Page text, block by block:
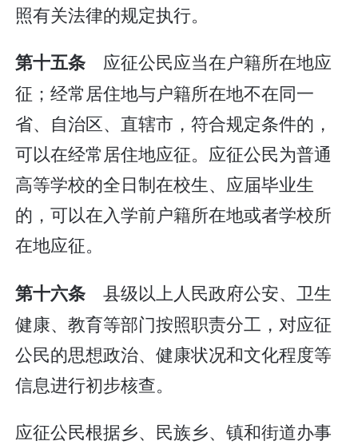
照有关法律的规定执行。
第十五条 应征公民应当在户籍所在地应
征；经常居住地与户籍所在地不在同一
省、自治区、直辖市，符合规定条件的，
可以在经常居住地应征。应征公民为普通
高等学校的全日制在校生、应届毕业生
的，可以在入学前户籍所在地或者学校所
在地应征。
第十六条 县级以上人民政府公安、卫生
健康、教育等部门按照职责分工，对应征
公民的思想政治、健康状况和文化程度等
信息进行初步核查。
应征公民根据乡、民族乡、镇和街道办事